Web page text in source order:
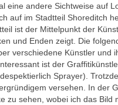
Reno - Lake Tahoe
und Sonoma
eine andere Sichtweise auf
auf im Stadtteil Shoreditch
ist der Mittelpunkt der
und Enden zeigt. Die
verschiedene Künstler und
ist der
Sprayer).
versehen. In der
zu sehen, wobei ich das Bild